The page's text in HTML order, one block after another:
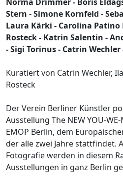
Stern - Simone Kornfeld -
Laura Kärki - Carolina Patino
Rosteck - Katrin Salentin -
- Sigi Torinus - Catrin
Kuratiert von Catrin Wechler,
Rosteck
Der Verein Berliner Künstler
Ausstellung The NEW YOU-
EMOP Berlin, dem
der alle zwei Jahre stattfindet.
Fotografie werden in diesem
Ausstellungen in ganz Berlin